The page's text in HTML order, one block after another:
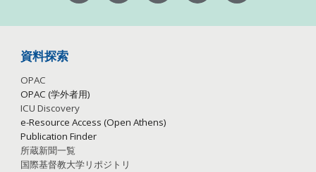
資料探索
OPAC
OPAC (学外者用)
ICU Discovery
e-Resource Access (Open Athens)
Publication Finder
所蔵新聞一覧
国際基督教大学リポジトリ